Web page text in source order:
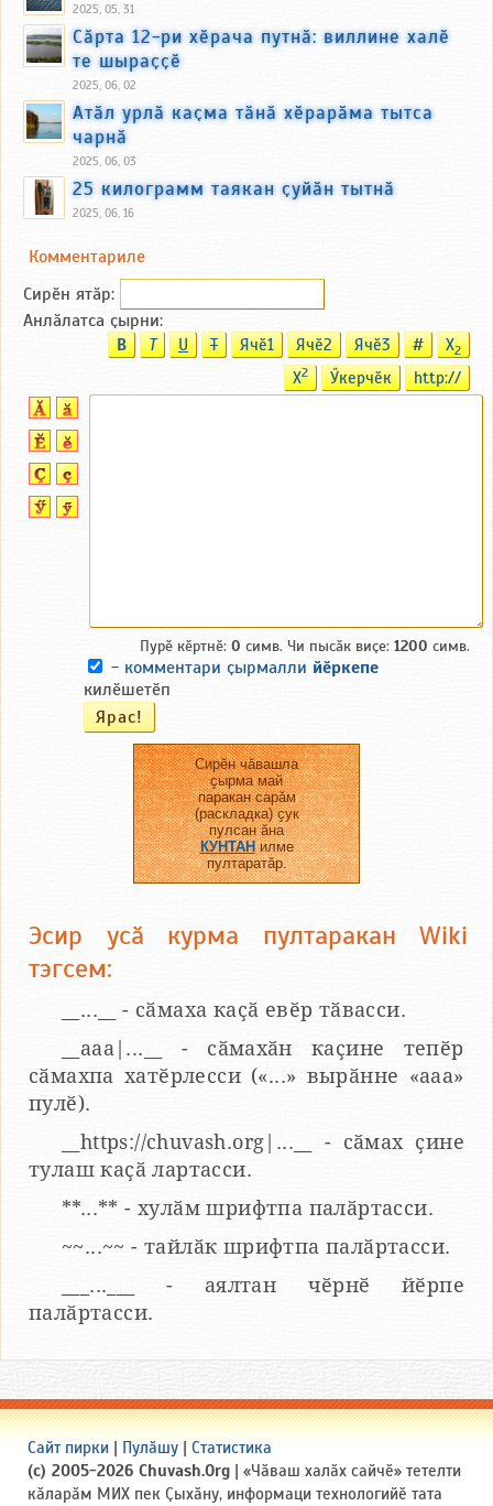
2025, 05, 31
Сӑрта 12-ри хӗрача путнӑ: виллине халӗ
те шыраҫҫӗ
2025, 06, 02
Атӑл урлӑ каҫма тӑнӑ хӗрарӑма тытса
чарнӑ
2025, 06, 03
25 килограмм таякан ҫуйӑн тытнӑ
2025, 06, 16
Комментариле
Сирӗн ятӑp:
Анлӑлатса ҫырни:
B T U T Ячӗ1 Ячӗ2 Ячӗ3 # X2
X2 Ӳкерчӗк http://
Пурӗ кӗртнӗ: 0 симв. Чи пысӑк виҫе: 1200 симв.
- комментари ҫырмалли йӗркепе
килӗшетӗп
Сирӗн чӑвашла
ҫырма май
паракан сарӑм
(раскладка) ҫук
пулсан ӑна
КУНТАНилме
пултаратӑр.
Эсир усӑ курма пултаракан Wiki
тэгсем:
__...__ - сӑмаха каҫӑ евӗр тӑвасси.
__aaa|...__ - сӑмахӑн каҫине тепӗр
сӑмахпа хатӗрлесси («...» вырӑнне «ааа»
пулӗ).
__https://chuvash.org|...__ - сӑмах ҫине
тулаш каҫӑ лартасси.
**...** - хулӑм шрифтпа палӑртасси.
~~...~~ - тайлӑк шрифтпа палӑртасси.
___...___ - аялтан чӗрнӗ йӗрпе
палӑртасси.
Сайт пирки | Пулӑшу | Статистика
(c) 2005-2026 Chuvash.Org | «Чӑваш халӑх сайчӗ» тетелти
кӑларӑм МИХ пек Ҫыхӑну, информаци технологийӗ тата